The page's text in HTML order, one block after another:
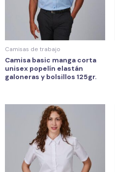
Camisas de trabajo
Camisa basic manga corta
unisex popelín elastán
galoneras y bolsillos 125gr.